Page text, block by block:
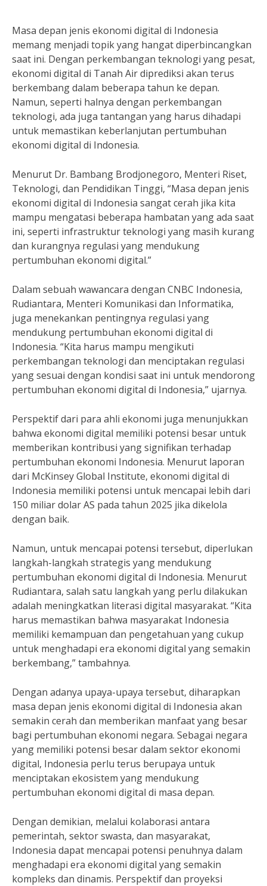
Masa depan jenis ekonomi digital di Indonesia
memang menjadi topik yang hangat diperbincangkan
saat ini. Dengan perkembangan teknologi yang pesat,
ekonomi digital di Tanah Air diprediksi akan terus
berkembang dalam beberapa tahun ke depan.
Namun, seperti halnya dengan perkembangan
teknologi, ada juga tantangan yang harus dihadapi
untuk memastikan keberlanjutan pertumbuhan
ekonomi digital di Indonesia.
Menurut Dr. Bambang Brodjonegoro, Menteri Riset,
Teknologi, dan Pendidikan Tinggi, “Masa depan jenis
ekonomi digital di Indonesia sangat cerah jika kita
mampu mengatasi beberapa hambatan yang ada saat
ini, seperti infrastruktur teknologi yang masih kurang
dan kurangnya regulasi yang mendukung
pertumbuhan ekonomi digital.”
Dalam sebuah wawancara dengan CNBC Indonesia,
Rudiantara, Menteri Komunikasi dan Informatika,
juga menekankan pentingnya regulasi yang
mendukung pertumbuhan ekonomi digital di
Indonesia. “Kita harus mampu mengikuti
perkembangan teknologi dan menciptakan regulasi
yang sesuai dengan kondisi saat ini untuk mendorong
pertumbuhan ekonomi digital di Indonesia,” ujarnya.
Perspektif dari para ahli ekonomi juga menunjukkan
bahwa ekonomi digital memiliki potensi besar untuk
memberikan kontribusi yang signifikan terhadap
pertumbuhan ekonomi Indonesia. Menurut laporan
dari McKinsey Global Institute, ekonomi digital di
Indonesia memiliki potensi untuk mencapai lebih dari
150 miliar dolar AS pada tahun 2025 jika dikelola
dengan baik.
Namun, untuk mencapai potensi tersebut, diperlukan
langkah-langkah strategis yang mendukung
pertumbuhan ekonomi digital di Indonesia. Menurut
Rudiantara, salah satu langkah yang perlu dilakukan
adalah meningkatkan literasi digital masyarakat. “Kita
harus memastikan bahwa masyarakat Indonesia
memiliki kemampuan dan pengetahuan yang cukup
untuk menghadapi era ekonomi digital yang semakin
berkembang,” tambahnya.
Dengan adanya upaya-upaya tersebut, diharapkan
masa depan jenis ekonomi digital di Indonesia akan
semakin cerah dan memberikan manfaat yang besar
bagi pertumbuhan ekonomi negara. Sebagai negara
yang memiliki potensi besar dalam sektor ekonomi
digital, Indonesia perlu terus berupaya untuk
menciptakan ekosistem yang mendukung
pertumbuhan ekonomi digital di masa depan.
Dengan demikian, melalui kolaborasi antara
pemerintah, sektor swasta, dan masyarakat,
Indonesia dapat mencapai potensi penuhnya dalam
menghadapi era ekonomi digital yang semakin
kompleks dan dinamis. Perspektif dan proyeksi